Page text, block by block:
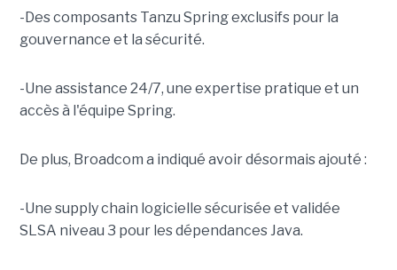
-Des composants Tanzu Spring exclusifs pour la
gouvernance et la sécurité.
-Une assistance 24/7, une expertise pratique et un
accès à l'équipe Spring.
De plus, Broadcom a indiqué avoir désormais ajouté :
-Une supply chain logicielle sécurisée et validée
SLSA niveau 3 pour les dépendances Java.